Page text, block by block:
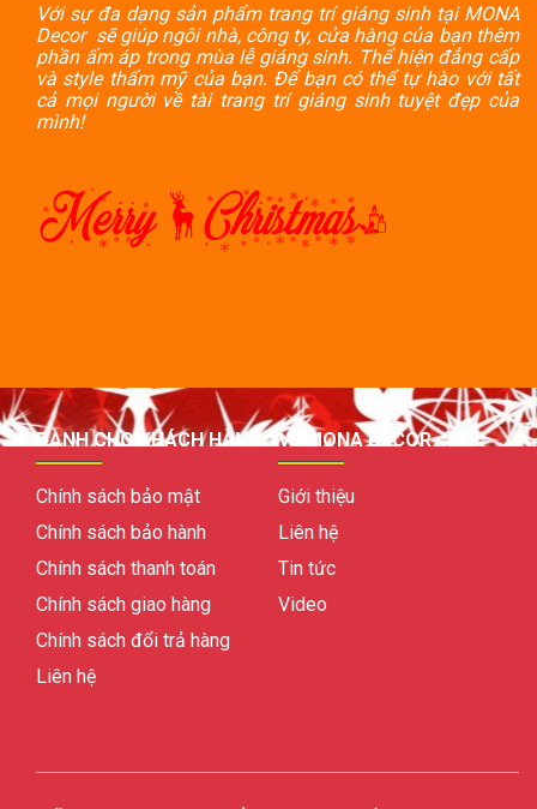
Với sự đa dạng sản phẩm trang trí giáng sinh tại MONA
Decor sẽ giúp ngôi nhà, công ty, cửa hàng của bạn thêm
phần ấm áp trong mùa lễ giáng sinh. Thể hiện đẳng cấp
và style thẩm mỹ của bạn. Để bạn có thể tự hào với tất
cả mọi người về tài trang trí giáng sinh tuyệt đẹp của
mình!
DÀNH CHO KHÁCH HÀNG
Chính sách bảo mật
Chính sách bảo hành
Chính sách thanh toán
Chính sách giao hàng
Chính sách đổi trả hàng
Liên hệ
VỀ MONA DECOR
Giới thiệu
Liên hệ
Tin tức
Video